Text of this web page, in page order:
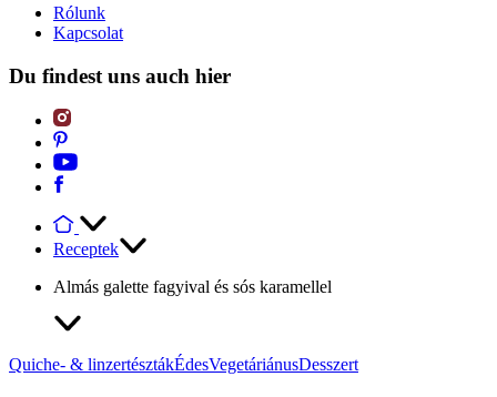
Rólunk
Kapcsolat
Du findest uns auch hier
Receptek
Almás galette fagyival és sós karamellel
Quiche- & linzertésztákÉdesVegetáriánusDesszert